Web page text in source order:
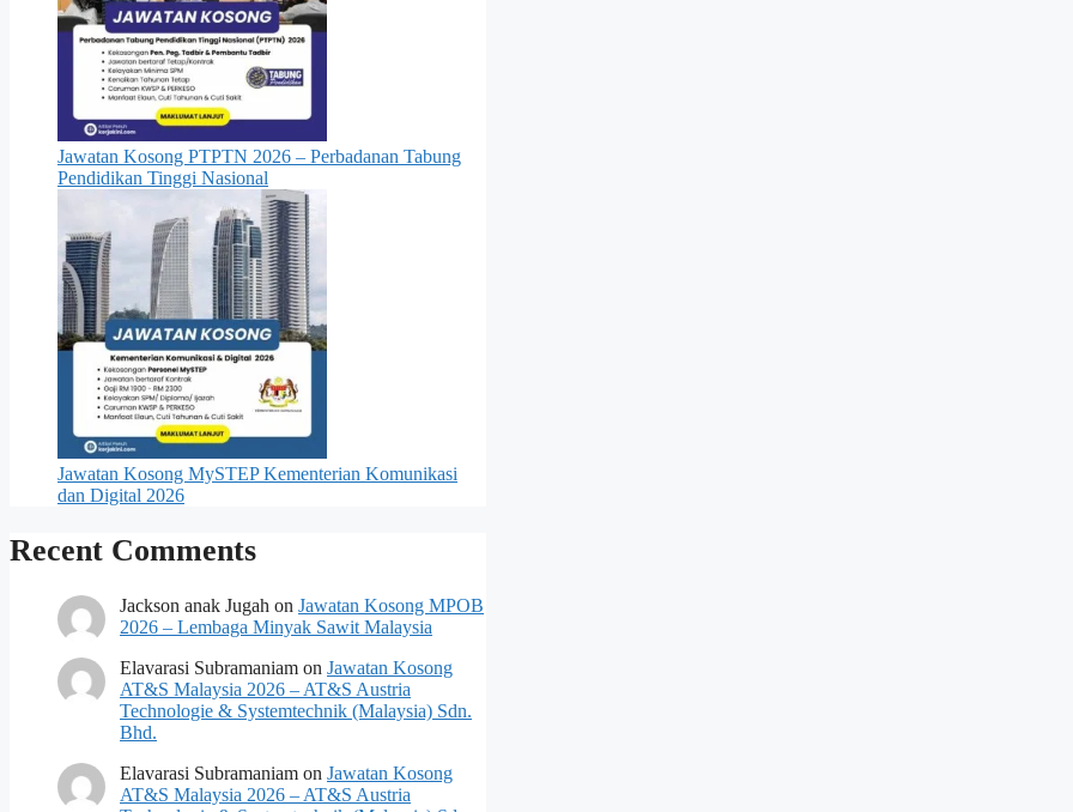
Jawatan Kosong PTPTN 2026 – Perbadanan Tabung
Pendidikan Tinggi Nasional
Jawatan Kosong MySTEP Kementerian Komunikasi
dan Digital 2026
Recent Comments
Jackson anak Jugah on Jawatan Kosong MPOB
2026 – Lembaga Minyak Sawit Malaysia
Elavarasi Subramaniam on Jawatan Kosong
AT&S Malaysia 2026 – AT&S Austria
Technologie & Systemtechnik (Malaysia) Sdn.
Bhd.
Elavarasi Subramaniam on Jawatan Kosong
AT&S Malaysia 2026 – AT&S Austria